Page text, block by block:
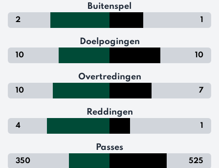
Buitenspel
2 1
Doelpogingen
10 10
Overtredingen
10 7
Reddingen
4 1
Passes
350 525